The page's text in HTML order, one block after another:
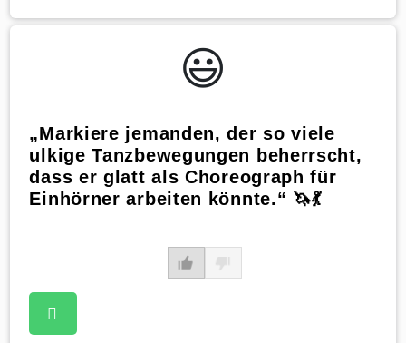
😃️
„Markiere jemanden, der so viele
ulkige Tanzbewegungen beherrscht,
dass er glatt als Choreograph für
Einhörner arbeiten könnte.“ 🦄💃